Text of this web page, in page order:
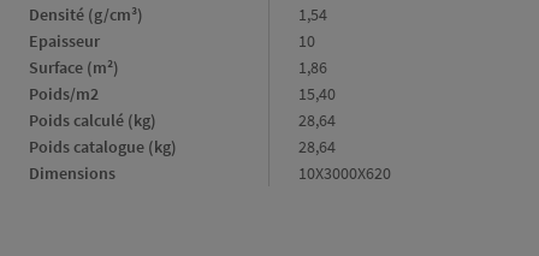
Densité (g/cm³)
Densité
(g/cm³)
1,54
Epaisseur
Epaisseur
10
Surface (m²)
Surface
(m²)
1,86
Poids/m2
Poids/m2
15,40
Poids calculé (kg)
Poids
calculé
(kg)
28,64
Poids catalogue (kg)
Poids
catalogue
(kg)
28,64
Dimensions
Dimensions
10X3000X620